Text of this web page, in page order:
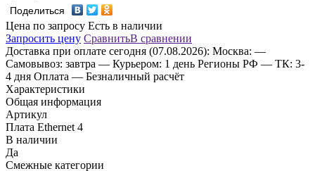
Поделиться
Цена по запросу Есть в наличии
Запросить цену СравнитьВ сравнении
Доставка при оплате сегодня (07.08.2026): Москва: —
Самовывоз: завтра — Курьером: 1 день Регионы РФ — ТК: 3-
4 дня Оплата — Безналичный расчёт
Характеристики
Общая информация
Артикул
Плата Ethernet 4
В наличии
Да
Смежные категории